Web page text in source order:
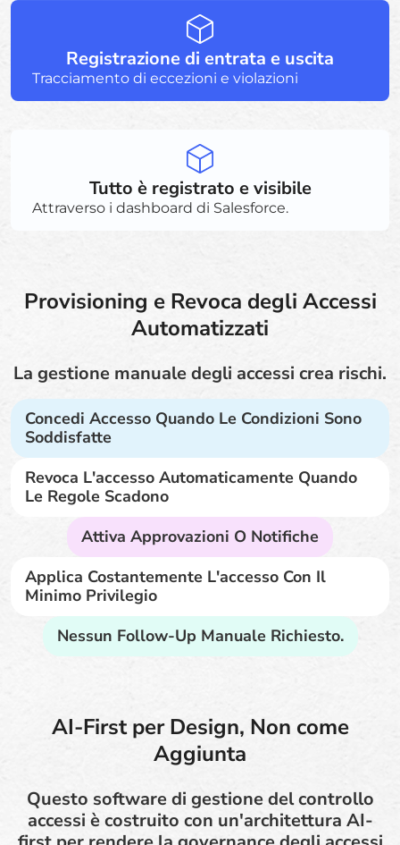
Registrazione di entrata e uscita
Tracciamento di eccezioni e violazioni
Tutto è registrato e visibile
Attraverso i dashboard di Salesforce.
Provisioning e Revoca degli Accessi
Automatizzati
La gestione manuale degli accessi crea rischi.
Concedi Accesso Quando Le Condizioni Sono
Soddisfatte
Revoca L'accesso Automaticamente Quando
Le Regole Scadono
Attiva Approvazioni O Notifiche
Applica Costantemente L'accesso Con Il
Minimo Privilegio
Nessun Follow-Up Manuale Richiesto.
AI-First per Design, Non come
Aggiunta
Questo software di gestione del controllo
accessi è costruito con un'architettura AI-